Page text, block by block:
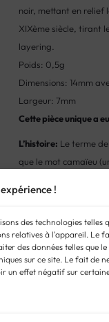
!
des technologies telles
relatives à l'appareil. Le
des données telles que le
sur ce site. Le fait de
un effet négatif sur
noir, mettant en relief
XIXème siècle, tirant
layering.
Poids: 0,5g
Dimensions: 14mm
Largeur: 7mm
Cette pièce unique a
L’histoire: Le terme
que le mot camaïeu
(calcédoine ou
coquillage, tandis
glyptique, concerne
premiers camées
et de déesses, des
marquants.